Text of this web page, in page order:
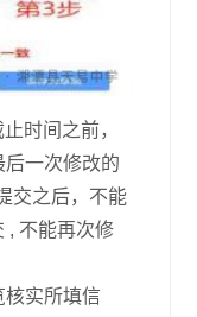
时间之前，
后一次修改的
交之后，不能
, 不能再次修
核实所填信